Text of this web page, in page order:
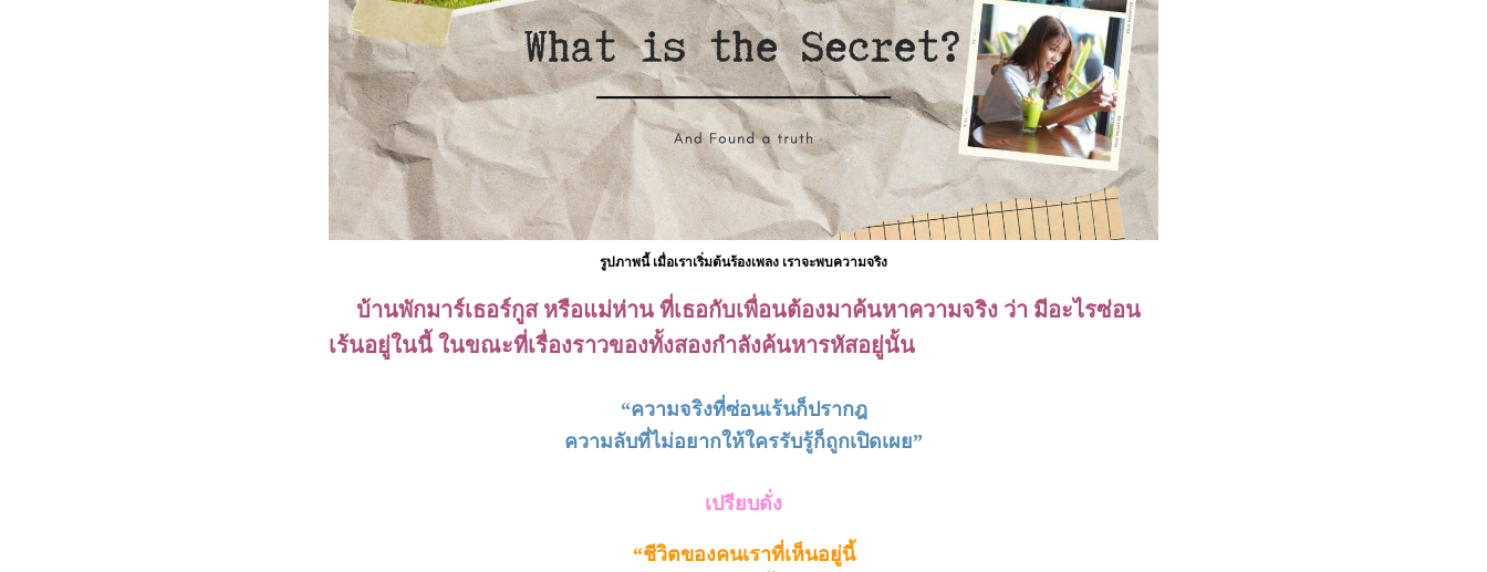
รูปภาพนี้ เมื่อเราเริ่มต้นร้องเพลง เราจะพบความจริง
บ้านพักมาร์เธอร์กูส หรือแม่ห่าน ที่เธอกับเพื่อนต้องมาค้นหาความจริง ว่า มีอะไรซ่อน
เร้นอยู่ในนี้ ในขณะที่เรื่องราวของทั้งสองกำลังค้นหารหัสอยู่นั้น
“ความจริงที่ซ่อนเร้นก็ปรากฎ
ความลับที่ไม่อยากให้ใครรับรู้ก็ถูกเปิดเผย”
เปรียบดั่ง
“ชีวิตของคนเราที่เห็นอยู่นี้